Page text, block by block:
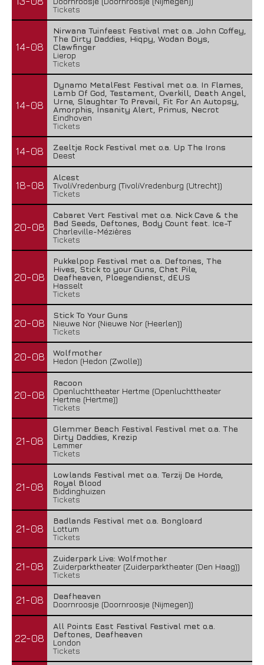
Tickets
14-08
Nirwana Tuinfeest Festival met o.a. John Coffey,
The Dirty Daddies, Hiqpy, Wodan Boys,
Clawfinger
Lierop
Tickets
14-08
Dynamo MetalFest Festival met o.a. In Flames,
Lamb Of God, Testament, Overkill, Death Angel,
Urne, Slaughter To Prevail, Fit For An Autopsy,
Amorphis, Insanity Alert, Primus, Necrot
Eindhoven
Tickets
14-08
Zeeltje Rock Festival met o.a. Up The Irons
Deest
18-08
Alcest
TivoliVredenburg (TivoliVredenburg (Utrecht))
Tickets
20-08
Cabaret Vert Festival met o.a. Nick Cave & the
Bad Seeds, Deftones, Body Count feat. Ice-T
Charleville-Mézières
Tickets
20-08
Pukkelpop Festival met o.a. Deftones, The
Hives, Stick to your Guns, Chat Pile,
Deafheaven, Ploegendienst, dEUS
Hasselt
Tickets
20-08
Stick To Your Guns
Nieuwe Nor (Nieuwe Nor (Heerlen))
Tickets
20-08
Wolfmother
Hedon (Hedon (Zwolle))
20-08
Racoon
Openluchttheater Hertme (Openluchttheater
Hertme (Hertme))
Tickets
21-08
Glemmer Beach Festival Festival met o.a. The
Dirty Daddies, Krezip
Lemmer
Tickets
21-08
Lowlands Festival met o.a. Terzij De Horde,
Royal Blood
Biddinghuizen
Tickets
21-08
Badlands Festival met o.a. Bongloard
Lottum
Tickets
21-08
Zuiderpark Live: Wolfmother
Zuiderparktheater (Zuiderparktheater (Den Haag))
Tickets
21-08
Deafheaven
Doornroosje (Doornroosje (Nijmegen))
22-08
All Points East Festival Festival met o.a.
Deftones, Deafheaven
London
Tickets